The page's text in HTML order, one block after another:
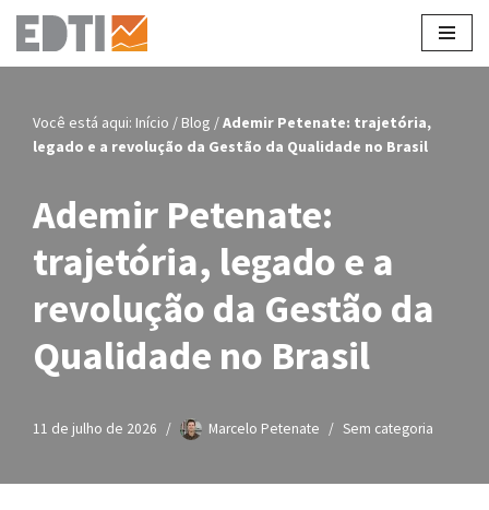
Pular
conteúdo
Você está aqui: Início / Blog /Ademir Petenate: trajetória,
legado e a revolução da Gestão da Qualidade no Brasil
Ademir Petenate:
trajetória, legado e a
revolução da Gestão da
Qualidade no Brasil
11 de julho de 2026 Marcelo Petenate Sem categoria